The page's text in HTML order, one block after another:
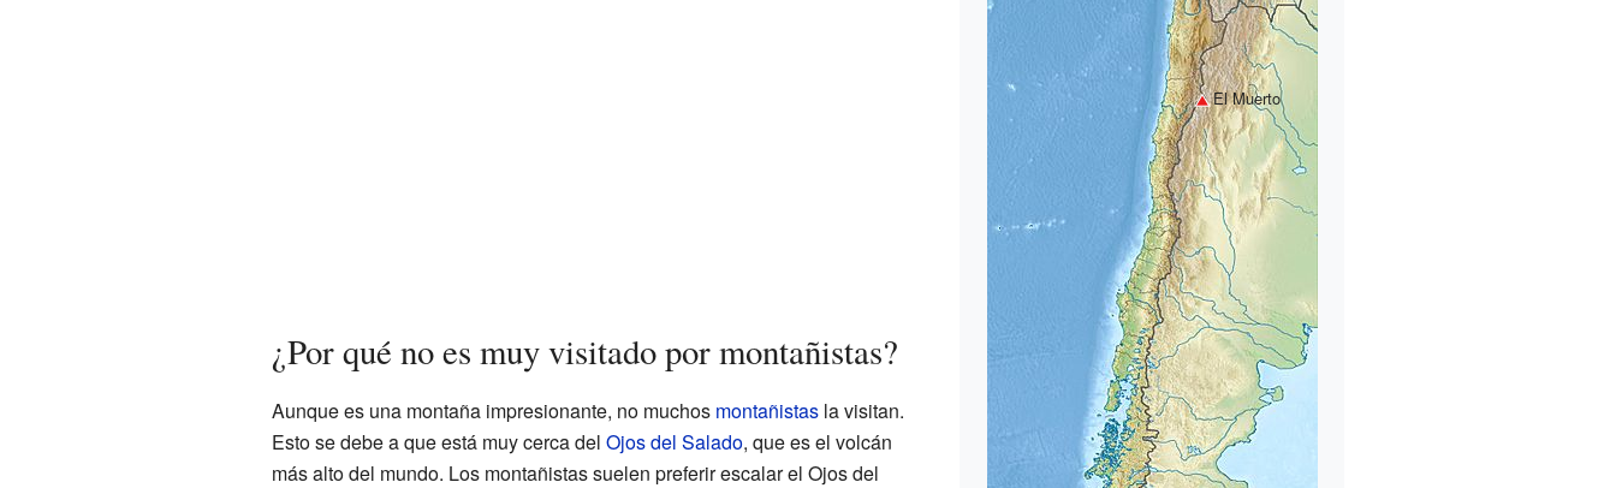
El Muerto
¿Por qué no es muy visitado por montañistas?
Aunque es una montaña impresionante, no muchos montañistasla visitan.
Esto se debe a que está muy cerca del Ojos del Salado, que es el volcán
más alto del mundo. Los montañistas suelen preferir escalar el Ojos del